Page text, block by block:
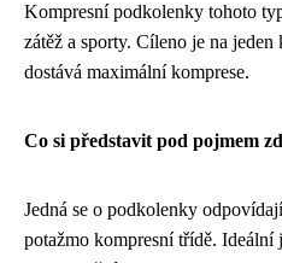
Kompresní podkolenky tohoto
zátěž a sporty. Cíleno je na
dostává maximální komprese.
Co si představit pod pojmem
Jedná se o podkolenky
potažmo kompresní třídě.